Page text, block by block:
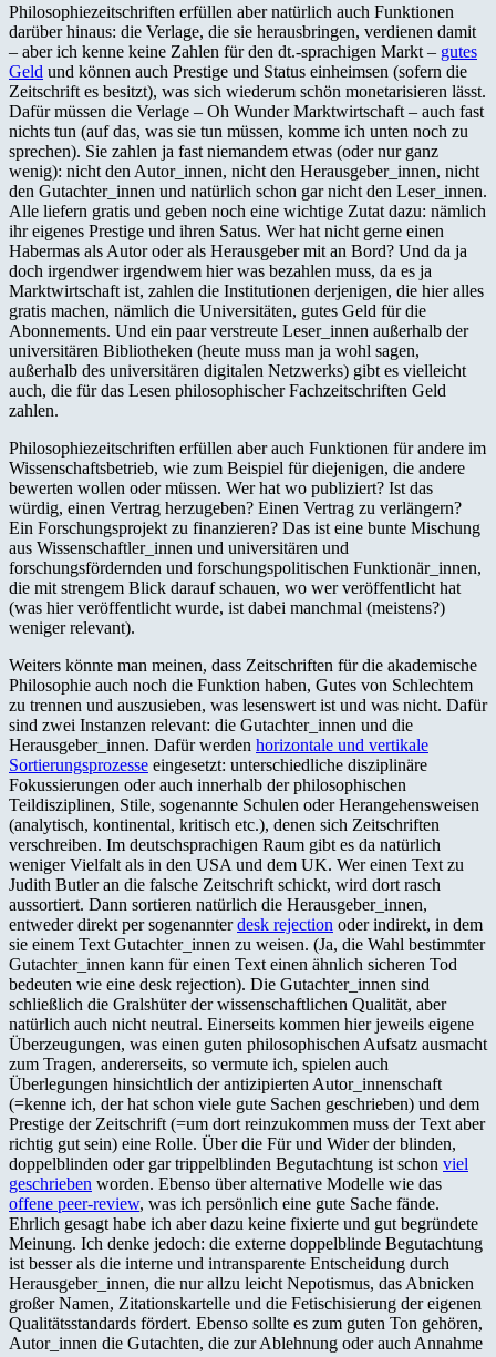
Philosophiezeitschriften erfüllen aber natürlich auch Funktionen
darüber hinaus: die Verlage, die sie herausbringen, verdienen damit
– aber ich kenne keine Zahlen für den dt.-sprachigen Markt – gutes
Geld und können auch Prestige und Status einheimsen (sofern die
Zeitschrift es besitzt), was sich wiederum schön monetarisieren lässt.
Dafür müssen die Verlage – Oh Wunder Marktwirtschaft – auch fast
nichts tun (auf das, was sie tun müssen, komme ich unten noch zu
sprechen). Sie zahlen ja fast niemandem etwas (oder nur ganz
wenig): nicht den Autor_innen, nicht den Herausgeber_innen, nicht
den Gutachter_innen und natürlich schon gar nicht den Leser_innen.
Alle liefern gratis und geben noch eine wichtige Zutat dazu: nämlich
ihr eigenes Prestige und ihren Satus. Wer hat nicht gerne einen
Habermas als Autor oder als Herausgeber mit an Bord? Und da ja
doch irgendwer irgendwem hier was bezahlen muss, da es ja
Marktwirtschaft ist, zahlen die Institutionen derjenigen, die hier alles
gratis machen, nämlich die Universitäten, gutes Geld für die
Abonnements. Und ein paar verstreute Leser_innen außerhalb der
universitären Bibliotheken (heute muss man ja wohl sagen,
außerhalb des universitären digitalen Netzwerks) gibt es vielleicht
auch, die für das Lesen philosophischer Fachzeitschriften Geld
zahlen.
Philosophiezeitschriften erfüllen aber auch Funktionen für andere im
Wissenschaftsbetrieb, wie zum Beispiel für diejenigen, die andere
bewerten wollen oder müssen. Wer hat wo publiziert? Ist das
würdig, einen Vertrag herzugeben? Einen Vertrag zu verlängern?
Ein Forschungsprojekt zu finanzieren? Das ist eine bunte Mischung
aus Wissenschaftler_innen und universitären und
forschungsfördernden und forschungspolitischen Funktionär_innen,
die mit strengem Blick darauf schauen, wo wer veröffentlicht hat
(was hier veröffentlicht wurde, ist dabei manchmal (meistens?)
weniger relevant).
Weiters könnte man meinen, dass Zeitschriften für die akademische
Philosophie auch noch die Funktion haben, Gutes von Schlechtem
zu trennen und auszusieben, was lesenswert ist und was nicht. Dafür
sind zwei Instanzen relevant: die Gutachter_innen und die
Herausgeber_innen. Dafür werden horizontale und vertikale
Sortierungsprozesse eingesetzt: unterschiedliche disziplinäre
Fokussierungen oder auch innerhalb der philosophischen
Teildisziplinen, Stile, sogenannte Schulen oder Herangehensweisen
(analytisch, kontinental, kritisch etc.), denen sich Zeitschriften
verschreiben. Im deutschsprachigen Raum gibt es da natürlich
weniger Vielfalt als in den USA und dem UK. Wer einen Text zu
Judith Butler an die falsche Zeitschrift schickt, wird dort rasch
aussortiert. Dann sortieren natürlich die Herausgeber_innen,
entweder direkt per sogenannterdesk rejection oder indirekt, in dem
sie einem Text Gutachter_innen zu weisen. (Ja, die Wahl bestimmter
Gutachter_innen kann für einen Text einen ähnlich sicheren Tod
bedeuten wie eine desk rejection). Die Gutachter_innen sind
schließlich die Gralshüter der wissenschaftlichen Qualität, aber
natürlich auch nicht neutral. Einerseits kommen hier jeweils eigene
Überzeugungen, was einen guten philosophischen Aufsatz ausmacht
zum Tragen, andererseits, so vermute ich, spielen auch
Überlegungen hinsichtlich der antizipierten Autor_innenschaft
(=kenne ich, der hat schon viele gute Sachen geschrieben) und dem
Prestige der Zeitschrift (=um dort reinzukommen muss der Text aber
richtig gut sein) eine Rolle. Über die Für und Wider der blinden,
doppelblinden oder gar trippelblinden Begutachtung ist schon viel
geschrieben worden. Ebenso über alternative Modelle wie das
offene peer-review, was ich persönlich eine gute Sache fände.
Ehrlich gesagt habe ich aber dazu keine fixierte und gut begründete
Meinung. Ich denke jedoch: die externe doppelblinde Begutachtung
ist besser als die interne und intransparente Entscheidung durch
Herausgeber_innen, die nur allzu leicht Nepotismus, das Abnicken
großer Namen, Zitationskartelle und die Fetischisierung der eigenen
Qualitätsstandards fördert. Ebenso sollte es zum guten Ton gehören,
Autor_innen die Gutachten, die zur Ablehnung oder auch Annahme